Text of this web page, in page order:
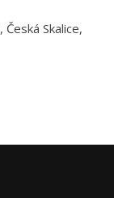
Skalice,